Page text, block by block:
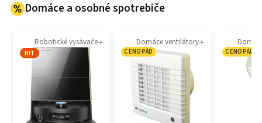
Domáce a osobné spotrebiče
Robotické vysávače
HIT
Domáce ventilátory
CENOPÁD CENOPÁD